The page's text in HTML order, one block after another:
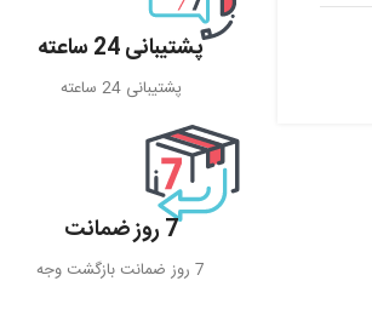
پشتیبانی 24 ساعته
پشتیبانی 24 ساعته
7 روز ضمانت
7 روز ضمانت بازگشت وجه